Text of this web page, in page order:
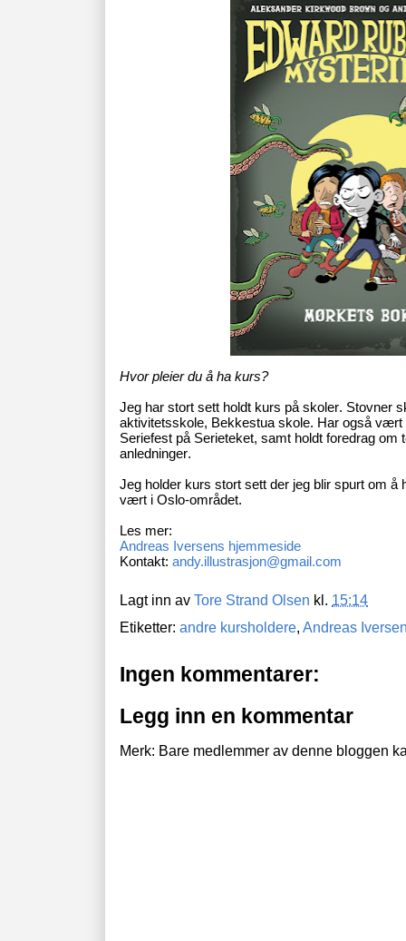
Hvor pleier du å ha kurs?
Jeg har stort sett holdt kurs på skoler. Stovner
aktivitetsskole, Bekkestua skole. Har også vært
Seriefest på Serieteket, samt holdt foredrag om
anledninger.
Jeg holder kurs stort sett der jeg blir spurt om å
vært i Oslo-området.
Les mer:
Andreas Iversens hjemmeside
Kontakt: andy.illustrasjon@gmail.com
Lagt inn av Tore Strand Olsen kl. 15:14
Etiketter: andre kursholdere Andreas
Ingen kommentarer:
Legg inn en kommentar
Merk: Bare medlemmer av denne bloggen